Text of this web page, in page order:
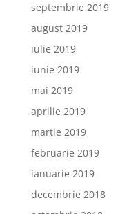
septembrie 2019
august 2019
iulie 2019
iunie 2019
mai 2019
aprilie 2019
martie 2019
februarie 2019
ianuarie 2019
decembrie 2018